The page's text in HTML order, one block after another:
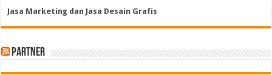
Jasa Marketing dan Jasa Desain Grafis
Partner